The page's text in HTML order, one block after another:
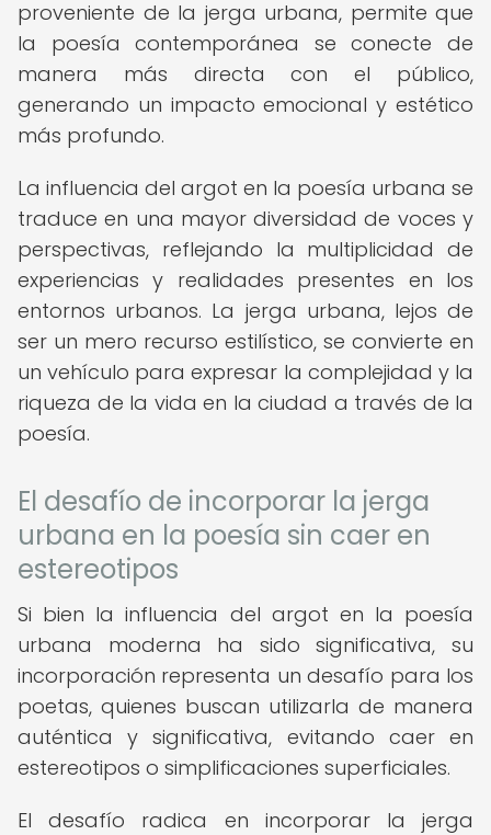
proveniente de la jerga urbana, permite que
la poesía contemporánea se conecte de
manera más directa con el público,
generando un impacto emocional y estético
más profundo.
La influencia del argot en la poesía urbana se
traduce en una mayor diversidad de voces y
perspectivas, reflejando la multiplicidad de
experiencias y realidades presentes en los
entornos urbanos. La jerga urbana, lejos de
ser un mero recurso estilístico, se convierte en
un vehículo para expresar la complejidad y la
riqueza de la vida en la ciudad a través de la
poesía.
El desafío de incorporar la jerga
urbana en la poesía sin caer en
estereotipos
Si bien la influencia del argot en la poesía
urbana moderna ha sido significativa, su
incorporación representa un desafío para los
poetas, quienes buscan utilizarla de manera
auténtica y significativa, evitando caer en
estereotipos o simplificaciones superficiales.
El desafío radica en incorporar la jerga